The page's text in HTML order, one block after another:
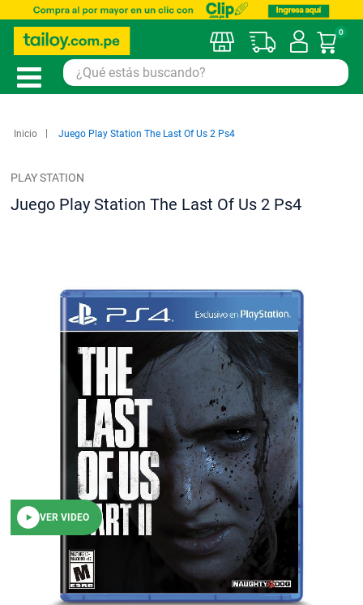
Mi
0
Inicio Juego Play Station The Last Of Us 2 Ps4
VER VIDEO
PLAY STATION
Juego Play Station The Last Of Us 2 Ps4